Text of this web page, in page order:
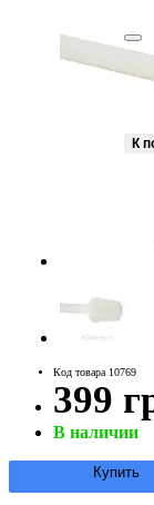
Код товара 10769
399
В наличии
Купить
К